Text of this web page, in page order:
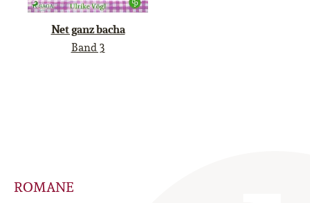
Net ganz bacha
Band 3
ROMANE